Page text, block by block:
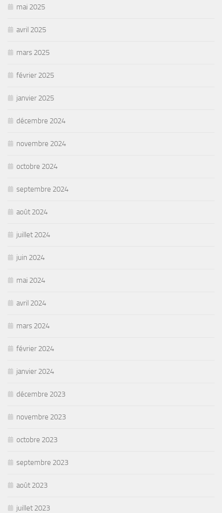
mai 2025
avril 2025
mars 2025
février 2025
janvier 2025
décembre 2024
novembre 2024
octobre 2024
septembre 2024
août 2024
juillet 2024
juin 2024
mai 2024
avril 2024
mars 2024
février 2024
janvier 2024
décembre 2023
novembre 2023
octobre 2023
septembre 2023
août 2023
juillet 2023